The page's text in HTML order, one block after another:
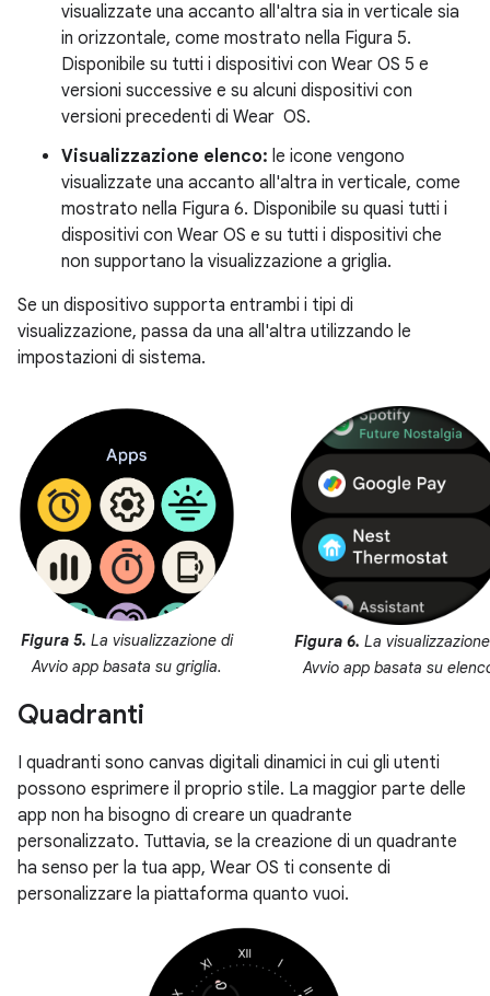
visualizzate una accanto all'altra sia in verticale sia
in orizzontale, come mostrato nella Figura 5.
Disponibile su tutti i dispositivi con Wear OS 5 e
versioni successive e su alcuni dispositivi con
versioni precedenti di Wear OS.
Visualizzazione elenco: le icone vengono
visualizzate una accanto all'altra in verticale, come
mostrato nella Figura 6. Disponibile su quasi tutti i
dispositivi con Wear OS e su tutti i dispositivi che
non supportano la visualizzazione a griglia.
Se un dispositivo supporta entrambi i tipi di
visualizzazione, passa da una all'altra utilizzando le
impostazioni di sistema.
Figura 5. La visualizzazione di
Avvio app basata su griglia.
Figura 6. La
Avvio app basata su
Quadranti
I quadranti sono canvas digitali dinamici in cui gli utenti
possono esprimere il proprio stile. La maggior parte delle
app non ha bisogno di creare un quadrante
personalizzato. Tuttavia, se la creazione di un quadrante
ha senso per la tua app, Wear OS ti consente di
personalizzare la piattaforma quanto vuoi.